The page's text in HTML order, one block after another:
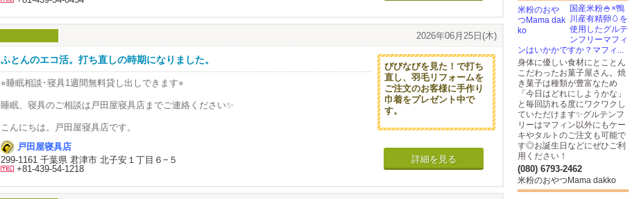
本来の機能は年々減少していきます。
くことで、わたに空気を含ませ、わた本来の風合いを取り戻すことをいいます。
本来の風合いを取り戻すことで、古かったおふとんや潰れていたおふとんが側生地も新たに
◯しまいっぱなしのおふとんを再生したい
◯重さやサイズを変更したい
◯長期間メンテナンスしていない等
ご質問等がございましたらお気軽にお問い合わせください。
次回は、7/12（日）
■月額費用合計 3,500円／月（教材費別途）
（内訳 受講料＝3,300円／月 と 施設維持費＝200円／月）
初回、入会金3,300円（２年間３講座有効）のところ「びびなびを見た！」で入会金50% OF
クーポン期限 ▶ 2026年7月28日（火）まで
■講座内容：韓国伝統工芸ポジャギの技法を習得し、いろいろな作品を仕上げていきます
ご質問等ございましたらいつでもお気軽にお問い合わせください。
2026年06月25日(木)
ふとんのエコ活。打ち直しの時期になりました。
⭐︎睡眠相談･寝具1週間無料貸し出しできます⭐︎
睡眠、寝具のご相談は戸田屋寝具店までご連絡ください✨
こんにちは。戸田屋寝具店です。
まもなく暑い夏がやってきます。
【ふとんの打ち直しとは？？】
戸田屋寝具店
299-1161 千葉県 君津市 北子安１丁目６−５
+81-439-54-1218
びびなびを見た！で打ち
直し、羽毛リフォームを
ご注文のお客様に手作り
巾着をプレゼント中で
す。
詳細を見る
国産米粉🍚×鴨
川産有精卵🥚を
使用したグルテ
ンフリーマフィ
ンはいかかですか？マフィ...
身体に優しい食材にとことん
こだわったお菓子屋さん。焼
き菓子は種類が豊富なため
「今日はどれにしようかな」
と毎回訪れる度にワクワクし
ていただけます✨グルテンフ
リーはマフィン以外にもケー
キやタルトのご注文も可能で
す◎お誕生日などにぜひご利
用ください！
(080) 6793-2462
米粉のおやつMama dakko